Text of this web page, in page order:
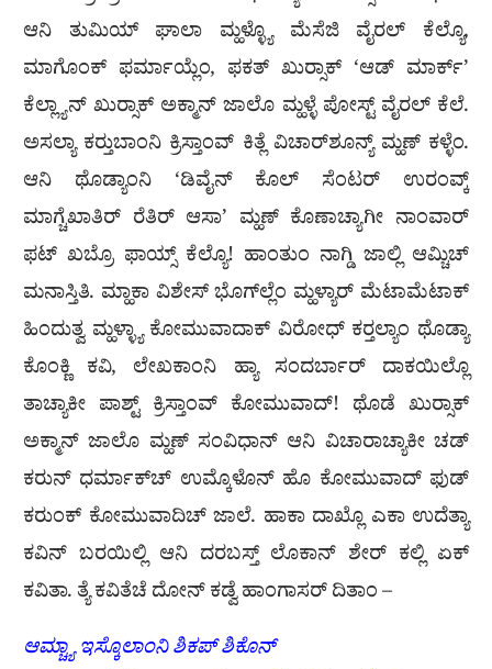
ಆನಿ ತುಮಿಯ್ ಘಾಲಾ ಮ್ಹಳ್ಳ್ಯೊ ಮೆಸೆಜಿ ವೈರಲ್ ಕೆಲ್ಯೊ,
ಮಾಗೊಂಕ್ ಫರ್ಮಾಯ್ಲೆಂ, ಫಕತ್ ಖುರ‍್ಸಾಕ್ ‘ಆಡ್ ಮಾರ್ಕ್’
ಕೆಲ್ಲ್ಯಾನ್ ಖುರ‍್ಸಾಕ್ ಅಕ್ಮಾನ್ ಜಾಲೊ ಮ್ಹಳ್ಳೆ ಪೋಸ್ಟ್ ವೈರಲ್ ಕೆಲೆ.
ಅಸಲ್ಯಾ ಕರ‍್ತುಬಾಂನಿ ಕ್ರಿಸ್ತಾಂವ್ ಕಿತ್ಲೆ ವಿಚಾರ್‌ಶೂನ್ಯ್ ಮ್ಹಣ್ ಕಳ್ಳೆಂ.
ಆನಿ ಥೊಡ್ಯಾಂನಿ ‘ಡಿವೈನ್ ಕೊಲ್ ಸೆಂಟರ್ ಉರಂವ್ಕ್
ಮಾಗ್ಚೆಖಾತಿರ್ ರೆತಿರ್ ಆಸಾ’ ಮ್ಹಣ್ ಕೊಣಾಚ್ಯಾಗೀ ನಾಂವಾರ್
ಫಟ್ ಖಬ್ರೊ ಫಾಯ್ಸ್ ಕೆಲ್ಯೊ! ಹಾಂತುಂ ನಾಗ್ಡಿ ಜಾಲ್ಲಿ ಆಮ್ಚಿಚ್
ಮನಾಸ್ತಿತಿ. ಮ್ಹಾಕಾ ವಿಶೇಸ್ ಭೊಗ್‌ಲ್ಲೆಂ ಮ್ಹಳ್ಯಾರ್ ಮೆಟಾಮೆಟಾಕ್
ಹಿಂದುತ್ವ ಮ್ಹಳ್ಳ್ಯಾ ಕೋಮುವಾದಾಕ್ ವಿರೋಧ್ ಕರ‍್ತಲ್ಯಾಂ ಥೊಡ್ಯಾ
ಕೊಂಕ್ಣಿ ಕವಿ, ಲೇಖಕಾಂನಿ ಹ್ಯಾ ಸಂದರ್ಬಾರ್ ದಾಕಯಿಲ್ಲೊ
ತಾಚ್ಯಾಕೀ ಪಾಶ್ಟ್ ಕ್ರಿಸ್ತಾಂವ್ ಕೋಮುವಾದ್! ಥೊಡೆ ಖುರ‍್ಸಾಕ್
ಅಕ್ಮಾನ್ ಜಾಲೊ ಮ್ಹಣ್ ಸಂವಿಧಾನ್ ಆನಿ ವಿಚಾರಾಚ್ಯಾಕೀ ಚಡ್
ಕರುನ್ ಧರ್ಮಾಕ್‌ಚ್ ಉಮ್ಕೊಳೊನ್ ಹೊ ಕೋಮುವಾದ್ ಫುಡ್
ಕರುಂಕ್ ಕೋಮುವಾದಿಚ್ ಜಾಲೆ. ಹಾಕಾ ದಾಖ್ಲೊ ಎಕಾ ಉದೆತ್ಯಾ
ಕವಿನ್ ಬರಯಿಲ್ಲಿ ಆನಿ ದರಬಸ್ತ್ ಲೊಕಾನ್ ಶೇರ್ ಕಲ್ಲಿ ಏಕ್
ಕವಿತಾ. ತ್ಯೆ ಕವಿತೆಚೆ ದೋನ್ ಕಡ್ವೆ ಹಾಂಗಾಸರ್ ದಿತಾಂ –
ಆಮ್ಚ್ಯಾ ಇಸ್ಕೊಲಾಂನಿ ಶಿಕಪ್ ಶಿಕೊನ್